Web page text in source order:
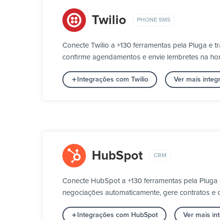
Twilio PHONE SMS
Conecte Twilio a +130 ferramentas pela Pluga e
confirme agendamentos e envie lembretes na
Integrações com Twilio Ver mais
HubSpot CRM
Conecte HubSpot a +130 ferramentas pela
negociações automaticamente, gere contratos
Integrações com HubSpot Ver mais